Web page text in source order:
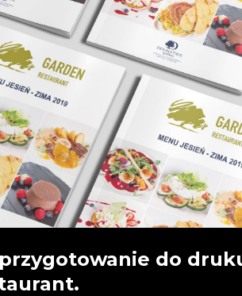
do